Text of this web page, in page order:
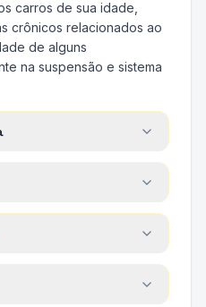
carros de sua idade,
crônicos relacionados ao
de alguns
na suspensão e sistema